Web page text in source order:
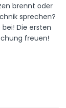
brennt oder
sprechen?
Die ersten
freuen!